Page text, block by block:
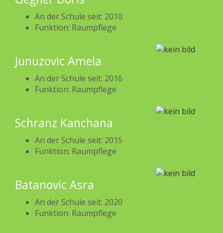
An der Schule seit: 2010
Funktion: Raumpflege
Junuzovic Amela
An der Schule seit: 2016
Funktion: Raumpflege
Schranz Kanchana
An der Schule seit: 2015
Funktion: Raumpflege
Batanovic Asra
An der Schule seit: 2020
Funktion: Raumpflege